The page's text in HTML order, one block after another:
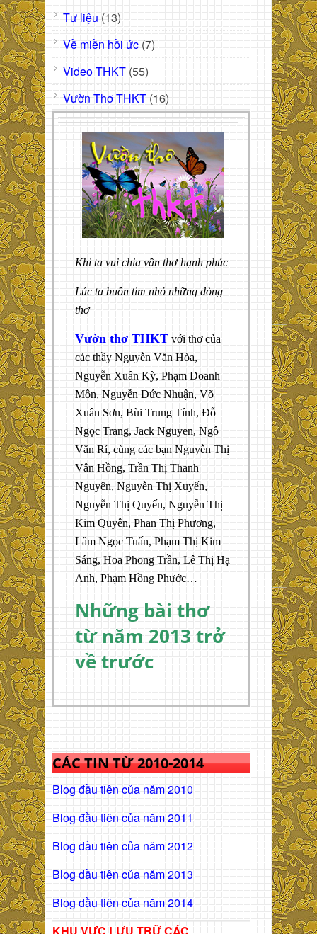
Tư liệu (13)
Về miền hồi ức (7)
Video THKT (55)
Vườn Thơ THKT (16)
Khi ta vui chia vần thơ hạnh phúc
Lúc ta buồn tim nhỏ những dòng
thơ
Vườn thơ THKT với thơ của
các thầy Nguyễn Văn Hòa,
Nguyễn Xuân Kỳ, Phạm Doanh
Môn, Nguyễn Đức Nhuận, Võ
Xuân Sơn, Bùi Trung Tính, Đỗ
Ngọc Trang, Jack Nguyen, Ngô
Văn Rí, cùng các bạn Nguyễn Thị
Vân Hồng, Trần Thị Thanh
Nguyên, Nguyễn Thị Xuyến,
Nguyễn Thị Quyến, Nguyễn Thị
Kim Quyên, Phan Thị Phương,
Lâm Ngọc Tuấn, Phạm Thị Kim
Sáng, Hoa Phong Trần, Lê Thị Hạ
Anh, Phạm Hồng Phước…
Những bài thơ
từ năm 2013 trở
về trước
CÁC TIN TỪ 2010-2014
Blog đầu tiên của năm 2010
Blog đầu tiên của năm 2011
Blog dầu tiên của năm 2012
Blog dầu tiên của năm 2013
Blog dầu tiên của năm 2014